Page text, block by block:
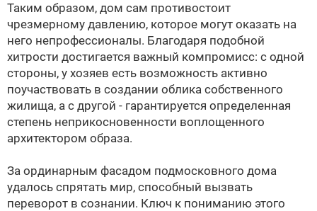
Таким образом, дом сам противостоит
чрезмерному давлению, которое могут оказать на
него непрофессионалы. Благодаря подобной
хитрости достигается важный компромисс: с одной
стороны, у хозяев есть возможность активно
поучаствовать в создании облика собственного
жилища, а с другой - гарантируется определенная
степень неприкосновенности воплощенного
архитектором образа.
За ординарным фасадом подмосковного дома
удалось спрятать мир, способный вызвать
переворот в сознании. Ключ к пониманию этого